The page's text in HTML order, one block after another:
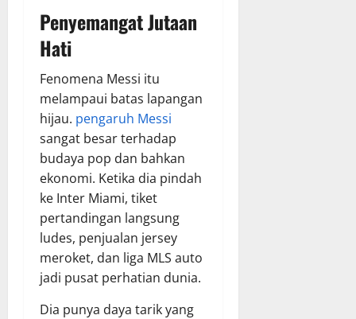
Penyemangat Jutaan
Hati
Fenomena Messi itu
melampaui batas lapangan
hijau. pengaruh Messi
sangat besar terhadap
budaya pop dan bahkan
ekonomi. Ketika dia pindah
ke Inter Miami, tiket
pertandingan langsung
ludes, penjualan jersey
meroket, dan liga MLS auto
jadi pusat perhatian dunia.
Dia punya daya tarik yang